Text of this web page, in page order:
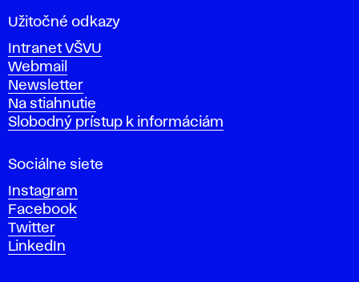
a
ý
t
v
a
r
ý
c
h
u
m
e
Užitočné odkazy
Intranet VŠVU
Webmail
Newsletter
Na stiahnutie
Slobodný prístup k informáciám
Sociálne siete
Instagram
Facebook
Twitter
LinkedIn